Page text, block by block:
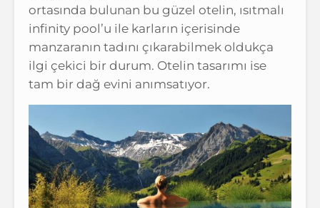
ortasında bulunan bu güzel otelin, ısıtmalı
infinity pool’u ile karların içerisinde
manzaranın tadını çıkarabilmek oldukça
ilgi çekici bir durum. Otelin tasarımı ise
tam bir dağ evini anımsatıyor.